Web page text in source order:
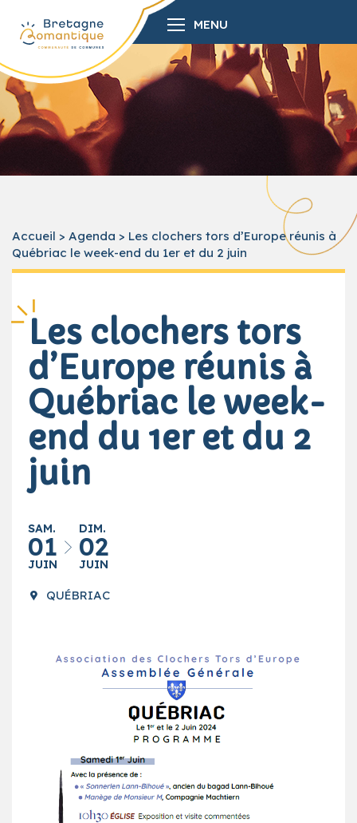
MENU
Accueil > Agenda > Les clochers tors d’Europe réunis à
Québriac le week-end du 1er et du 2 juin
Les clochers tors
d’Europe réunis à
Québriac le week-
end du 1er et du 2
juin
SAM.
01
JUIN
DIM.
02
JUIN
QUÉBRIAC